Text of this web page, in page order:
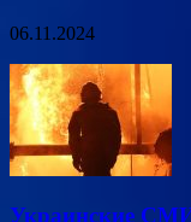
06.11.2024
Украинские